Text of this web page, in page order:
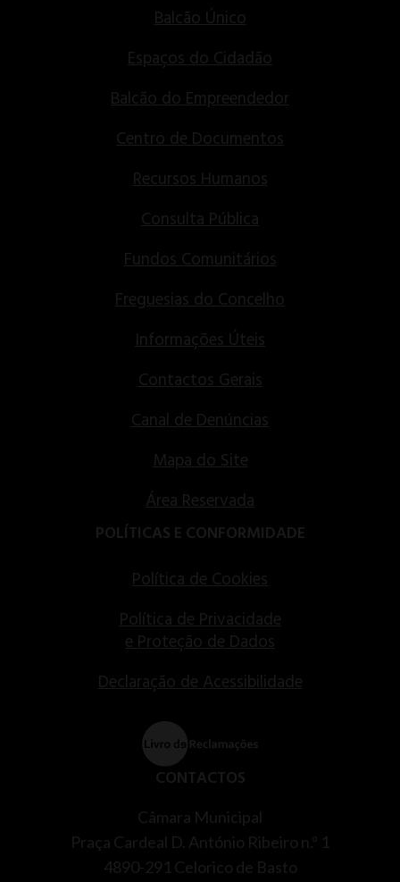
Balcão Único
Espaços do Cidadão
Balcão do Empreendedor
Centro de Documentos
Recursos Humanos
Consulta Pública
Fundos Comunitários
Freguesias do Concelho
Informações Úteis
Contactos Gerais
Canal de Denúncias
Mapa do Site
Área Reservada
POLÍTICAS E CONFORMIDADE
Política de Cookies
Política de Privacidade
e Proteção de Dados
Declaração de Acessibilidade
CONTACTOS
Câmara Municipal
Praça Cardeal D. António Ribeiro n.º 1
4890-291 Celorico de Basto